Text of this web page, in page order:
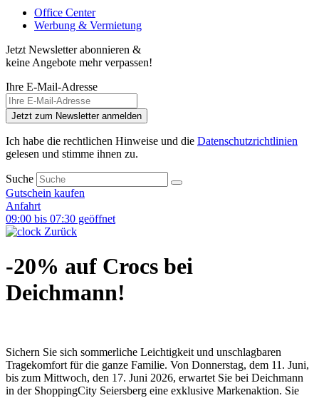
Office Center
Werbung & Vermietung
Jetzt Newsletter abonnieren &
keine Angebote mehr verpassen!
Ihre E-Mail-Adresse
Jetzt zum Newsletter anmelden
Ich habe die rechtlichen Hinweise und die Datenschutzrichtlinien
gelesen und stimme ihnen zu.
Suche
Gutschein kaufen
Anfahrt
09:00 bis 07:30 geöffnet
Zurück
-20% auf Crocs bei
Deichmann!
Sichern Sie sich sommerliche Leichtigkeit und unschlagbaren
Tragekomfort für die ganze Familie. Von Donnerstag, dem 11. Juni,
bis zum Mittwoch, den 17. Juni 2026, erwartet Sie bei Deichmann
in der ShoppingCity Seiersberg eine exklusive Markenaktion. Sie